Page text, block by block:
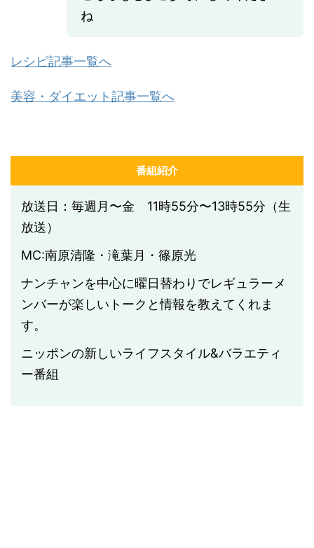
ね
レシピ記事一覧へ
美容・ダイエット記事一覧へ
番組紹介
放送日：毎週月〜金 11時55分〜13時55分（生
放送）
MC:南原清隆・滝葉月・篠原光
ナンチャンを中心に曜日替わりでレギュラーメ
ンバーが楽しいトークと情報を教えてくれま
す。
ニッポンの新しいライフスタイル&バラエティ
ー番組